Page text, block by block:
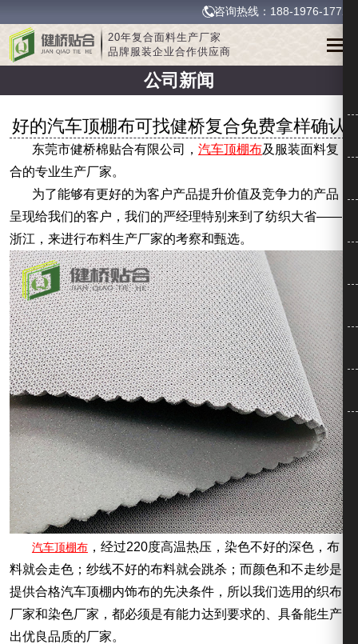
咨询热线：188-1976-1772
20年复合面料生产厂家
品牌服装企业合作供应商
公司新闻
好的汽车顶棚布可找健桥复合免费拿样确认
东莞市健桥棉贴合有限公司， 汽车顶棚布及服装面料复
合的专业生产厂家。
为了能够有更好的为客户产品提升价值及竞争力的产品
呈现给我们的客户，我们的严经理特别来到了纺织大省——
浙江，来进行布料生产厂家的考察和甄选。
汽车顶棚布，经过220度高温热压，染色不好的深色，布
料就会走色；纱线不好的布料就会跳杀；而颜色和不走纱是
提供合格汽车顶棚内饰布的先决条件，所以我们选用的织布
厂家和染色厂家，都必须是有能力达到要求的、具备能生产
出优良品质的厂家。